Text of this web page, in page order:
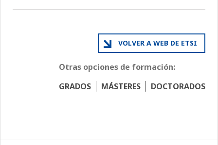
VOLVER A WEB DE ETSI
Otras opciones de formación:
GRADOS
MÁSTERES DOCTORADOS